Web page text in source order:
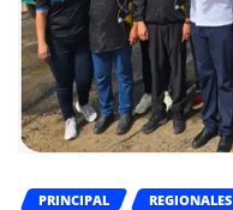
PRINCIPAL REGIONALES